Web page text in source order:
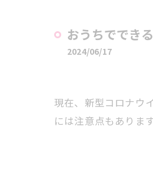
おうちででき
2024/06/17
現在、新型コロナウ
には注意点もありま